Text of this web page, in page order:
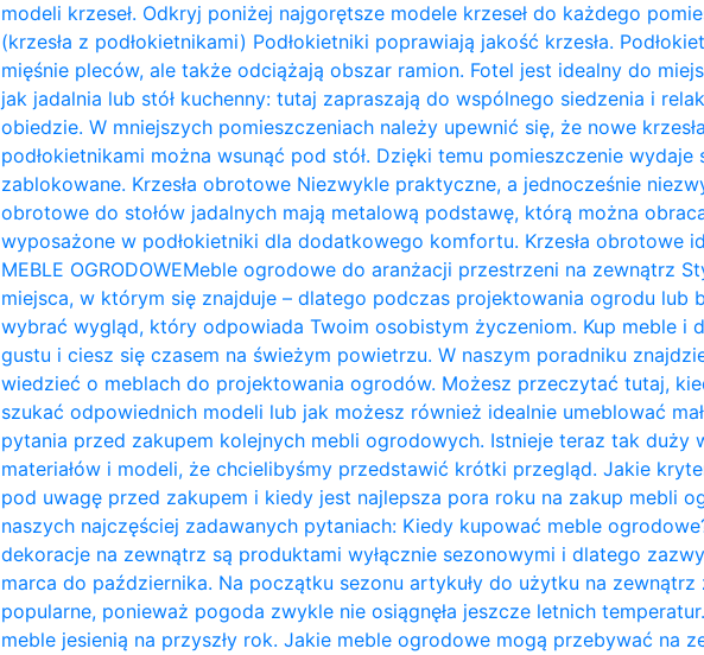
modeli krzeseł. Odkryj poniżej najgorętsze modele krzeseł do każdego
(krzesła z podłokietnikami) Podłokietniki poprawiają jakość krzesła.
mięśnie pleców, ale także odciążają obszar ramion. ​Fotel jest idealny do
jak jadalnia lub stół kuchenny: tutaj zapraszają do wspólnego siedzenia i
obiedzie. W mniejszych pomieszczeniach należy upewnić się, że nowe
podłokietnikami można wsunąć pod stół. Dzięki temu pomieszczenie wydaje
zablokowane. Krzesła obrotowe Niezwykle praktyczne, a jednocześnie
obrotowe do stołów jadalnych mają metalową podstawę, którą można
wyposażone w podłokietniki dla dodatkowego komfortu. Krzesła obrotowe
MEBLE OGRODOWEMeble ogrodowe do aranżacji przestrzeni na zewnątrz
miejsca, w którym się znajduje – dlatego podczas projektowania ogrodu lub
wybrać wygląd, który odpowiada Twoim osobistym życzeniom. Kup meble i
gustu i ciesz się czasem na świeżym powietrzu. W naszym poradniku
wiedzieć o meblach do projektowania ogrodów. Możesz przeczytać tutaj,
szukać odpowiednich modeli lub jak możesz również idealnie umeblować
pytania przed zakupem kolejnych mebli ogrodowych. Istnieje teraz tak duży
materiałów i modeli, że chcielibyśmy przedstawić krótki przegląd. Jakie
pod uwagę przed zakupem i kiedy jest najlepsza pora roku na zakup mebli
naszych najczęściej zadawanych pytaniach: Kiedy kupować meble
dekoracje na zewnątrz są produktami wyłącznie sezonowymi i dlatego
marca do października. Na początku sezonu artykuły do ​​użytku na
popularne, ponieważ pogoda zwykle nie osiągnęła jeszcze letnich
meble jesienią na przyszły rok. Jakie meble ogrodowe mogą przebywać na